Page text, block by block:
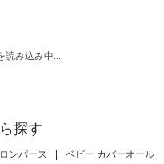
み込み中...
探す
ロンパース | ベビー カバーオール